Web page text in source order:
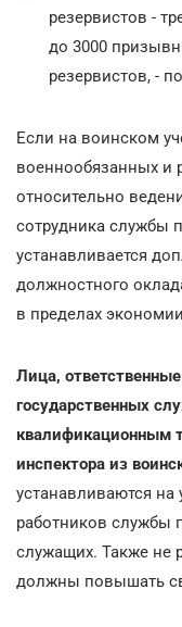
резервистов -
до 3000
резервистов, -
Если на воинском
военнообязанных и
относительно
сотрудника службы
устанавливается
должностного
в пределах
Лица,
государственных
квалификационным
инспектора из
устанавливаются
работников службы
служащих. Также не
должны повышать